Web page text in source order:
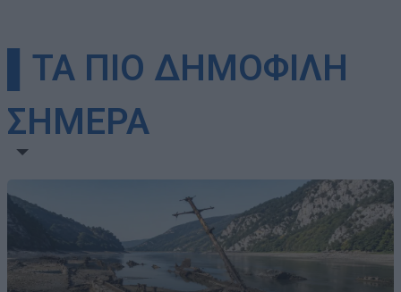
▌ΤΑ ΠΙΟ ΔΗΜΟΦΙΛΗ
ΣΗΜΕΡΑ